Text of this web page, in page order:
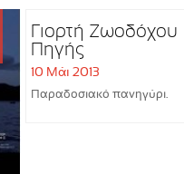
Γιορτή Ζωοδόχου
Πηγής
10 Μάι 2013
Παραδοσιακό πανηγύρι.